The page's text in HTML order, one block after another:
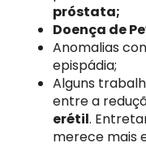
próstata;
Doença de
Anomalias
epispádia;
Alguns
entre a
erétil.
merece mais